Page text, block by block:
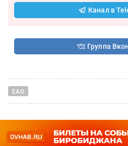
Канал в
Группа
ЕАО